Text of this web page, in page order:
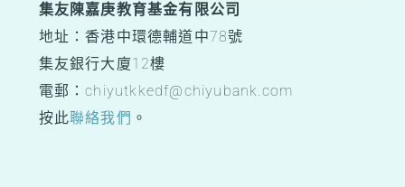
集友陳嘉庚教育基金有限公司
地址：香港中環德輔道中78號
集友銀行大廈12樓
電郵：chiyutkkedf@chiyubank.com
按此聯絡我們 。